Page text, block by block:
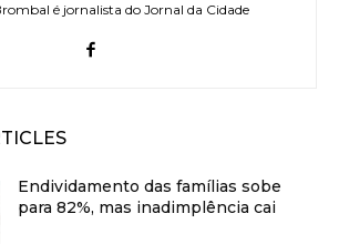
é jornalista do Jornal da Cidade
Endividamento das famílias sobe
para 82%, mas inadimplência cai